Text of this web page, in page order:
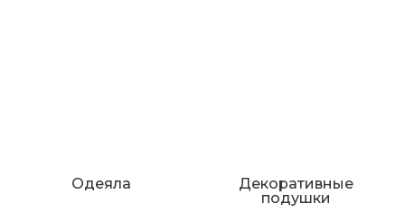
Одеяла
Декоративные
подушки